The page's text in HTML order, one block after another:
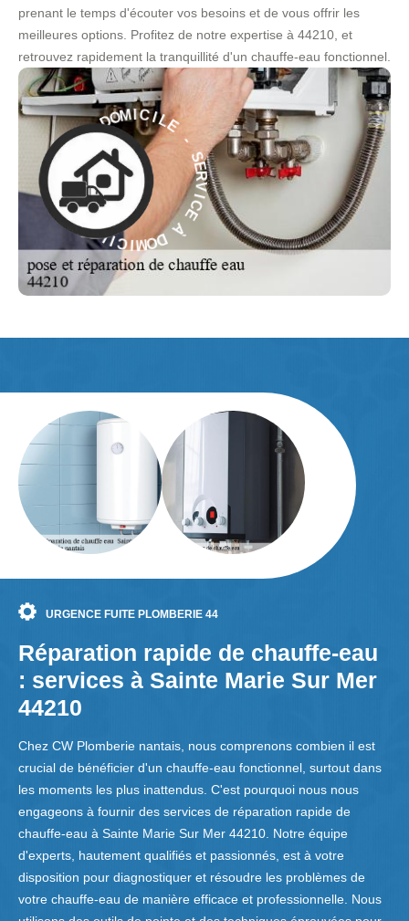
prenant le temps d'écouter vos besoins et de vous offrir les
meilleures options. Profitez de notre expertise à 44210, et
retrouvez rapidement la tranquillité d'un chauffe-eau fonctionnel.
S
E
R
V
I
E
À
DO
MICILE -
S ERV
I
C
E
À
D
O
M
I
C
I
L
E
-
URGENCE FUITE PLOMBERIE 44
Réparation rapide de chauffe-eau
: services à Sainte Marie Sur Mer
44210
Chez CW Plomberie nantais, nous comprenons combien il est
crucial de bénéficier d'un chauffe-eau fonctionnel, surtout dans
les moments les plus inattendus. C'est pourquoi nous nous
engageons à fournir des services de réparation rapide de
chauffe-eau à Sainte Marie Sur Mer 44210. Notre équipe
d'experts, hautement qualifiés et passionnés, est à votre
disposition pour diagnostiquer et résoudre les problèmes de
votre chauffe-eau de manière efficace et professionnelle. Nous